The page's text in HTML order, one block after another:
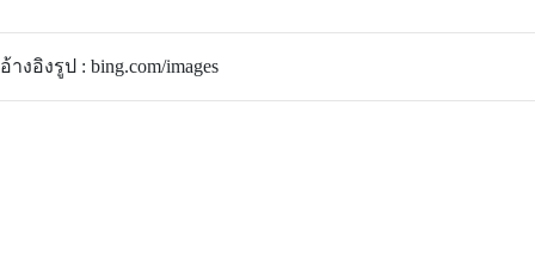
อ้างอิงรูป : bing.com/images